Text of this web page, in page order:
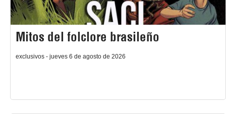
Mitos del folclore brasileño
exclusivos - jueves 6 de agosto de 2026